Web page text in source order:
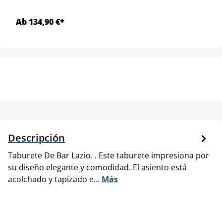
Ab 134,90 €*
Descripción
Taburete De Bar Lazio. . Este taburete impresiona por
su diseño elegante y comodidad. El asiento está
acolchado y tapizado e… Más